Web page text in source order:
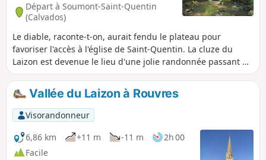
Départ à Soumont-Saint-Quentin
(Calvados)
Le diable, raconte-t-on, aurait fendu le plateau pour
favoriser l'accès à l'église de Saint-Quentin. La cluze du
Laizon est devenue le lieu d'une jolie randonnée passant de
gorges escarpées et confinées aux plateaux de la plaine de
Falaise, à proximité du tombeau de la comédienne Marie
Joly, de l'ancien site de la mine de fer, de manoirs, de
châteaux et de traces d'occupation préhistorique. Le site est
classé depuis 1974
Vallée du Laizon à Rouvres
Visorandonneur
6,86 km
+11 m -11 m
2h 00
Facile